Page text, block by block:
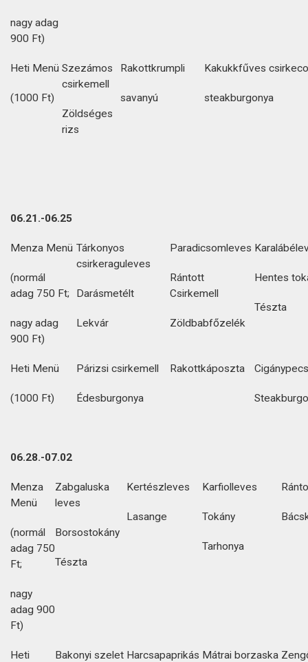
nagy adag
900 Ft)
Heti Menü
(1000 Ft)
Szezámos
csirkemell
Zöldséges
rizs
Rakottkrumpli
savanyú
Kakukkfűves
steakburgonya
06.21.-06.25
Menza Menü
(normál
adag 750 Ft;
nagy adag
900 Ft)
Tárkonyos
csirkeraguleves
Darásmetélt
Lekvár
Paradicsomleves
Rántott
Csirkemell
Zöldbabfőzelék
Hentes
Tészta
Heti Menü
(1000 Ft)
Párizsi csirkemell
Édesburgonya
Rakottkáposzta
06.28.-07.02
Menza
Menü
(normál
adag 750
Ft;
nagy
adag 900
Ft)
Zabgaluska
leves
Borsostokány
Tészta
Kertészleves
Lasange
Karfiolleves
Tokány
Tarhonya
Heti
Bakonyi szelet Harcsapaprikás Mátrai borzaska